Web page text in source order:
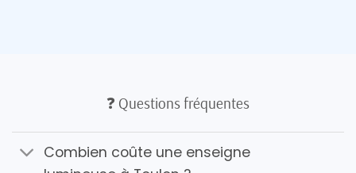
❓ Questions fréquentes
Combien coûte une enseigne